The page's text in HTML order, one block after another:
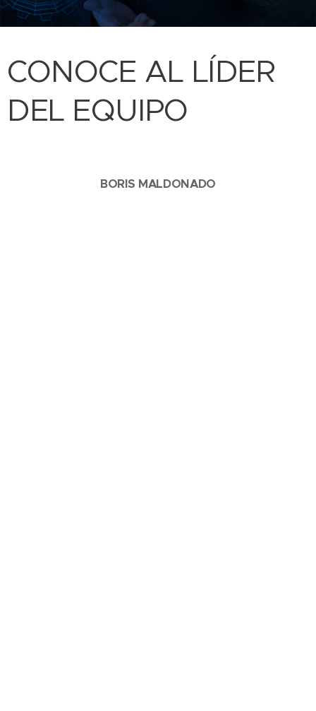
CONOCE AL LÍDER
DEL EQUIPO
BORIS MALDONADO